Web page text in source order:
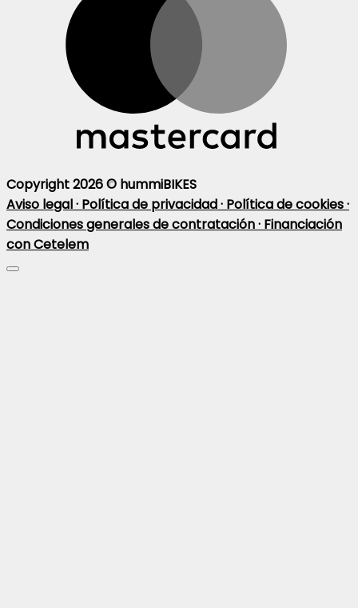
Copyright 2026 © hummiBIKES
Aviso legal · Política de privacidad · Política de cookies ·
Condiciones generales de contratación · Financiación
con Cetelem